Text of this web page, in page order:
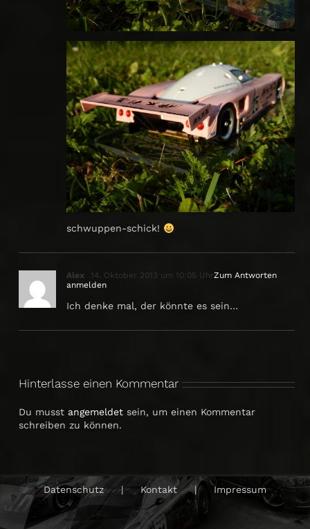
schwuppen-schick!
Alex 14. Oktober 2013 um 10:05 UhrZum Antworten
anmelden
Ich denke mal, der könnte es sein…
Hinterlasse einen Kommentar
Du musst angemeldet sein, um einen Kommentar
schreiben zu können.
Datenschutz Kontakt Impressum